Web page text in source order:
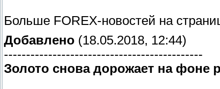
Больше FOREX-новостей на
Добавлено (18.05.2018, 12:44)
---------------------------------------------
Золото снова дорожает на фоне